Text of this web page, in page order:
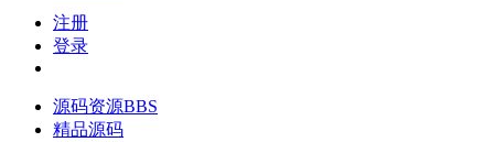
注册
登录
源码资源BBS
精品源码